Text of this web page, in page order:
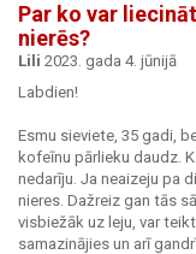
Par ko var
nierēs?
Lili 2023. gada 4. jūnijā
Labdien!
Esmu sieviete, 35 gadi,
kofeīnu pārlieku daudz.
nedarīju. Ja neaizeju pa
nieres. Dažreiz gan tās
visbiežāk uz leju, var
samazinājies un arī